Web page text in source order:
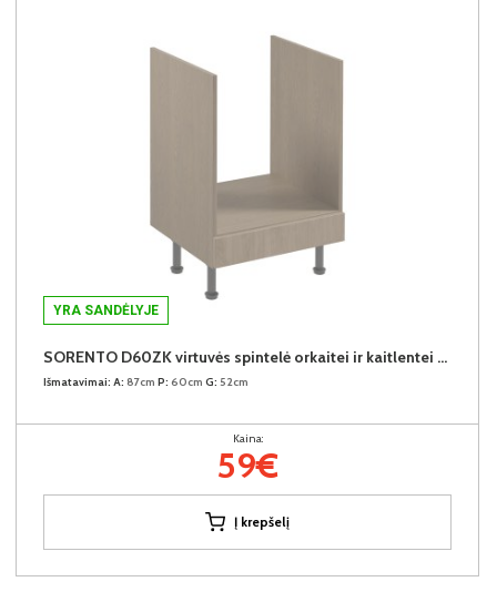
YRA SANDĖLYJE
SORENTO D60ZK virtuvės spintelė orkaitei ir kaitlentei (Baltic Storm/Baltic Storm)
Išmatavimai: A: 87cm P: 60cm G: 52cm
Kaina:
59€
Į krepšelį